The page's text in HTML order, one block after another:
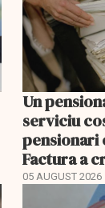
Un
serviciu
pensionari
Factura a
ori mai
05 AUGUST 2026
EXCLUSIV